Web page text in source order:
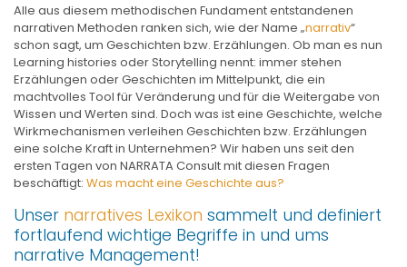
Alle aus diesem methodischen Fundament entstandenen
narrativen Methoden ranken sich, wie der Name „narrativ“
schon sagt, um Geschichten bzw. Erzählungen. Ob man es nun
Learning histories oder Storytelling nennt: immer stehen
Erzählungen oder Geschichten im Mittelpunkt, die ein
machtvolles Tool für Veränderung und für die Weitergabe von
Wissen und Werten sind. Doch was ist eine Geschichte, welche
Wirkmechanismen verleihen Geschichten bzw. Erzählungen
eine solche Kraft in Unternehmen? Wir haben uns seit den
ersten Tagen von NARRATA Consult mit diesen Fragen
beschäftigt: Was macht eine Geschichte aus?
Unser narratives Lexikon sammelt und definiert
fortlaufend wichtige Begriffe in und ums
narrative Management!